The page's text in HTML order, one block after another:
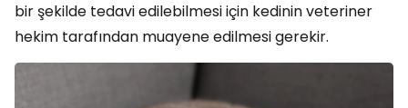
bir şekilde tedavi edilebilmesi için kedinin veteriner
hekim tarafından muayene edilmesi gerekir.